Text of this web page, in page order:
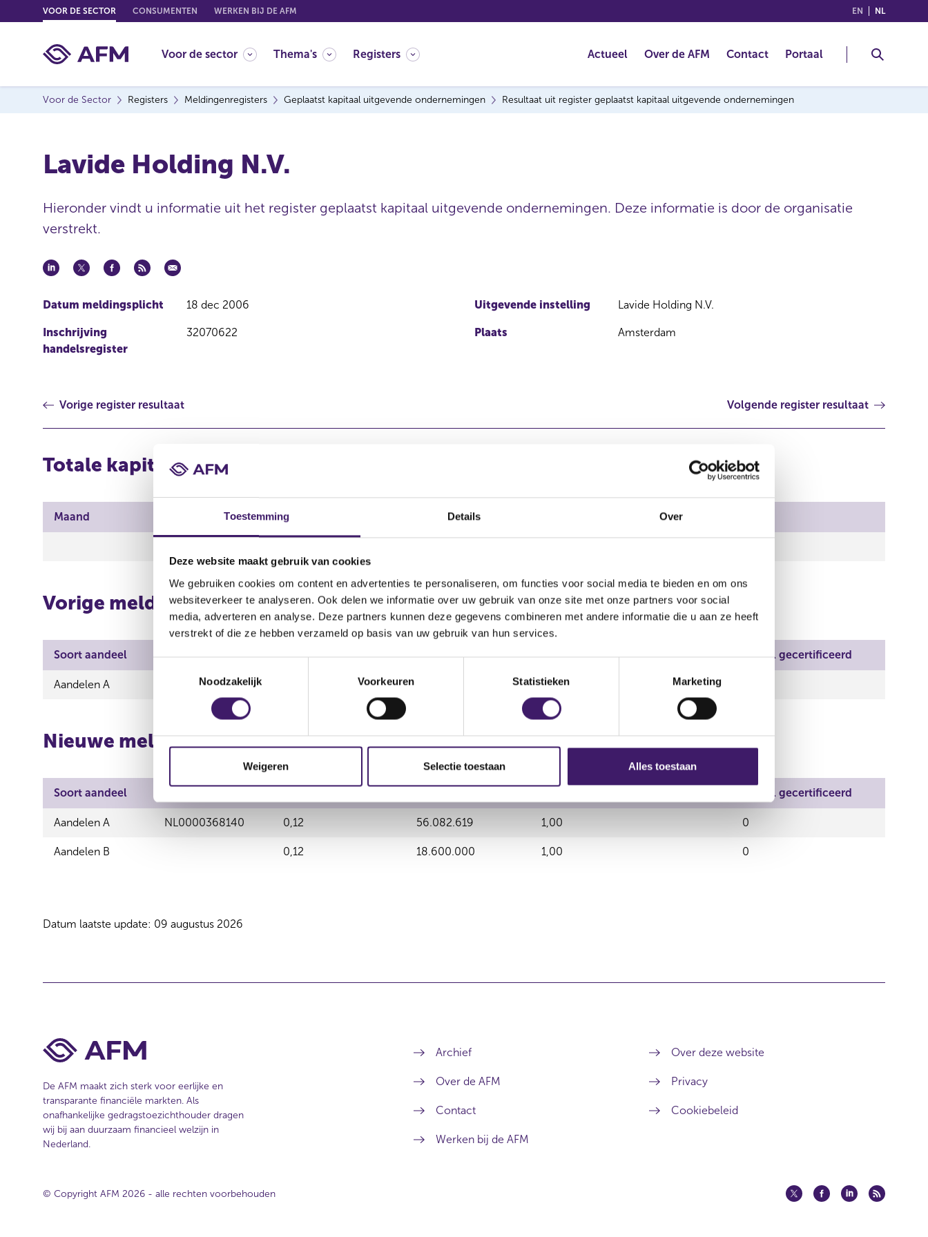
Toestemming Details Over
Deze website maakt gebruik van cookies
We gebruiken cookies om content en advertenties te personaliseren, om functies voor social media te bieden en om ons
websiteverkeer te analyseren. Ook delen we informatie over uw gebruik van onze site met onze partners voor social
media, adverteren en analyse. Deze partners kunnen deze gegevens combineren met andere informatie die u aan ze heeft
verstrekt of die ze hebben verzameld op basis van uw gebruik van hun services.
e
m
i
c
e
Noodzakelijk Voorkeuren Statistieken Marketing
Weigeren Selectie toestaan Alles toestaan
o
o
EN (ENGLISH)
NL
VOOR DE SECTOR CONSUMENTEN WERKEN BIJ DE AFM
Voor de sector Thema's Registers Actueel Over de AFM Contact Portaal
Voor de Sector Registers Meldingenregisters Geplaatst kapitaal uitgevende ondernemingen Resultaat uit register geplaatst kapitaal uitgevende ondernemingen
Lavide Holding N.V.
Hieronder vindt u informatie uit het register geplaatst kapitaal uitgevende ondernemingen. Deze informatie is door de organisatie
verstrekt.
Datum meldingsplicht 18 dec 2006 Uitgevende instelling Lavide Holding N.V.
Inschrijving
handelsregister
32070622 Plaats Amsterdam
Vorige register resultaat Volgende register resultaat
Totale kapitaalverdeling
Maand Totaal geplaatst kapitaal Totaal aantal stemmen
Vorige melding
Soort aandeel ISIN Nominale waarde Aantal geplaatst Aantal stemmen per aandeel Aantal gecertificeerd
Aandelen A NL0000368140 1,00
Nieuwe melding
Soort aandeel Aantal gecertificeerd
Aandelen A NL0000368140 0,12 56.082.619 1,00 0
Aandelen B 0,12 18.600.000 1,00 0
Datum laatste update: 09 augustus 2026
Archief
Over de AFM
Contact
Werken bij de AFM
Over deze website
Privacy
Cookiebeleid
De AFM maakt zich sterk voor eerlijke en
transparante financiële markten. Als
onafhankelijke gedragstoezichthouder dragen
wij bij aan duurzaam financieel welzijn in
Nederland.
© Copyright AFM 2026 - alle rechten voorbehouden